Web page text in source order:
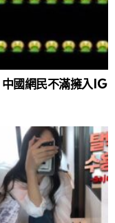
國網民不滿擁入IG